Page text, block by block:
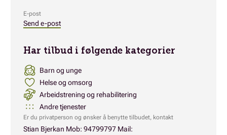
E-post
Send e-post
Har tilbud i følgende kategorier
Barn og unge
Helse og omsorg
Arbeidstrening og rehabilitering
Andre tjenester
Er du privatperson og ønsker å benytte tilbudet, kontakt
Stian Bjerkan Mob: 94799797 Mail: